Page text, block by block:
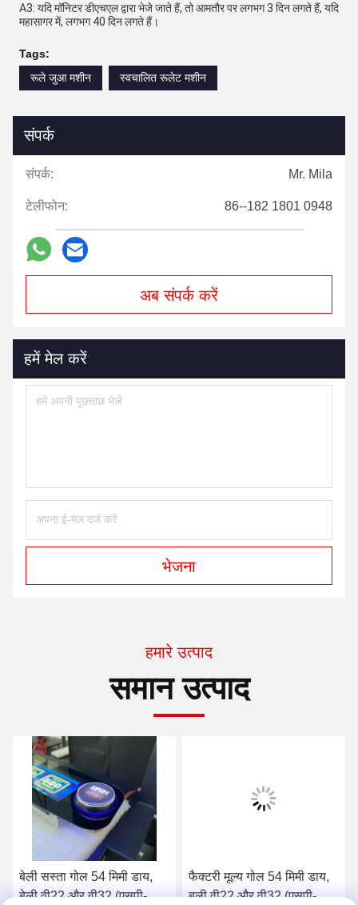
A3: यदि मॉनिटर डीएचएल द्वारा भेजे जाते हैं, तो आमतौर पर लगभग 3 दिन लगते हैं, यदि
महासागर में, लगभग 40 दिन लगते हैं।
Tags:
रूले जुआ मशीन
स्वचालित रूलेट मशीन
संपर्क
संपर्क: Mr. Mila
टेलीफोन: 86--182 1801 0948
अब संपर्क करें
हमें मेल करें
भेजना
हमारे उत्पाद
समान उत्पाद
बेली सस्ता गोल 54 मिमी डाय,
बेली वी22 और वी32 (एसपी-
फैक्टरी मूल्य गोल 54 मिमी डाय,
बली वी22 और वी32 (एसपी-